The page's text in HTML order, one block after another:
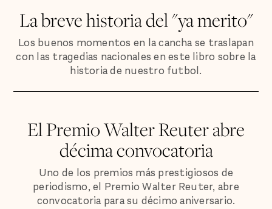
La breve historia del "ya merito"
Los buenos momentos en la cancha se traslapan
con las tragedias nacionales en este libro sobre la
historia de nuestro futbol.
El Premio Walter Reuter abre
décima convocatoria
Uno de los premios más prestigiosos de
periodismo, el Premio Walter Reuter, abre
convocatoria para su décimo aniversario.